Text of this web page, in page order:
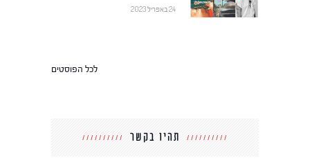
24 באפריל 2023
לכל הפוסטים
תהיו בקשר